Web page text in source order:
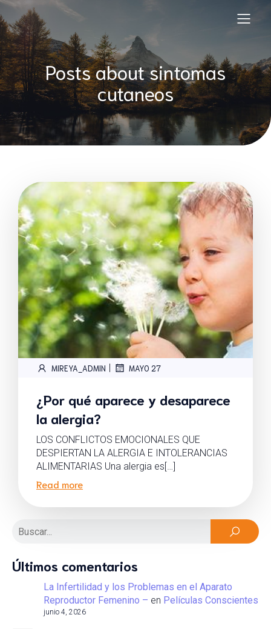
Posts about sintomas
cutaneos
MIREYA_ADMIN | MAYO 27
¿Por qué aparece y desaparece
la alergia?
LOS CONFLICTOS EMOCIONALES QUE
DESPIERTAN LA ALERGIA E INTOLERANCIAS
ALIMENTARIAS Una alergia es[…]
Read more
Últimos comentarios
La Infertilidad y los Problemas en el Aparato
Reproductor Femenino – en Películas Conscientes
junio 4, 2026